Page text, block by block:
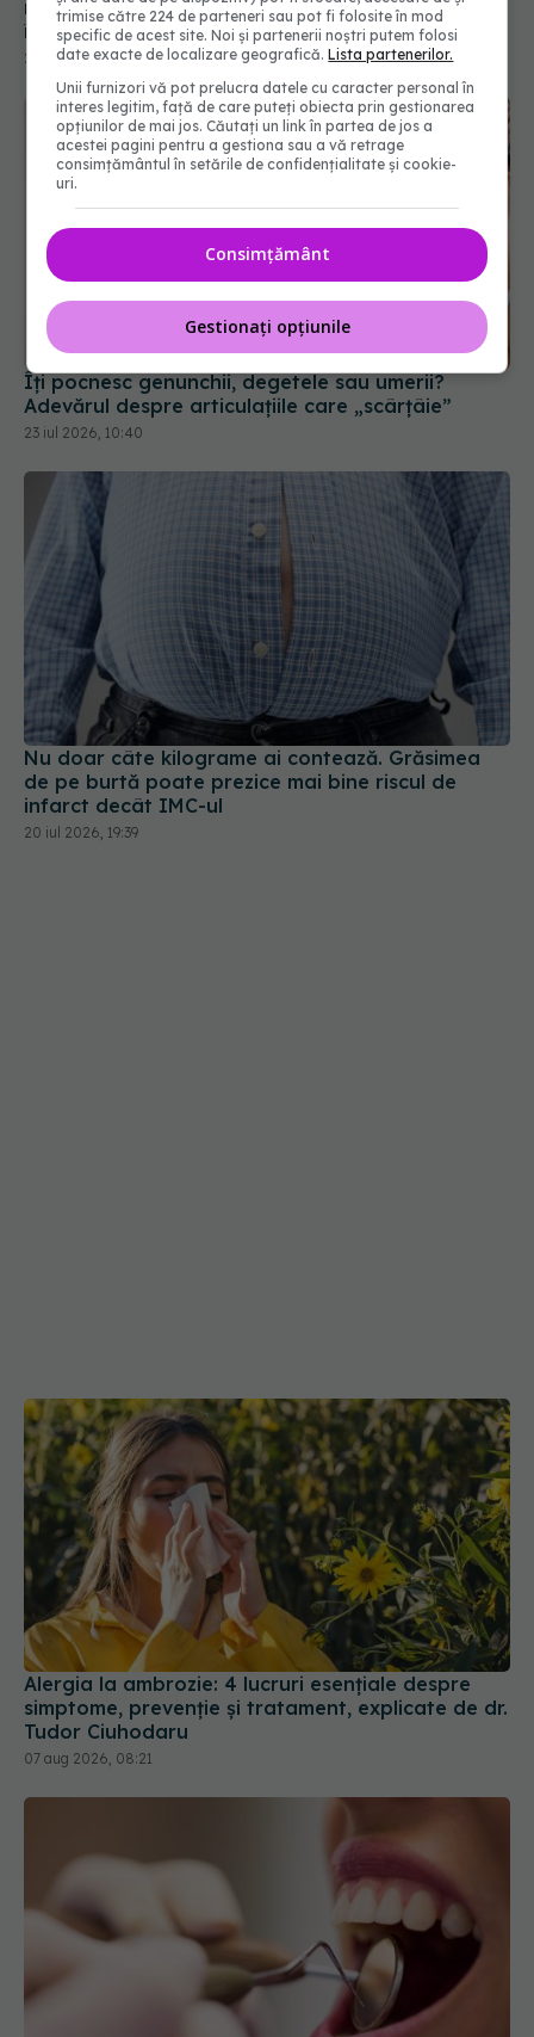
Îți pocnesc genunchii, degetele sau umerii?
Adevărul despre articulațiile care „scârțâie”
23 iul 2026, 10:40
Nu doar câte kilograme ai contează. Grăsimea
de pe burtă poate prezice mai bine riscul de
infarct decât IMC-ul
20 iul 2026, 19:39
Alergia la ambrozie: 4 lucruri esențiale despre
simptome, prevenție și tratament, explicate de dr.
Tudor Ciuhodaru
07 aug 2026, 08:21
Ce se întâmplă când oamenii nu își mai permit să
trimise către 224 de parteneri sau pot fi folosite în mod
specific de acest site. Noi și partenerii noștri putem folosi
date exacte de localizare geografică.Lista partenerilor.
Unii furnizori vă pot prelucra datele cu caracter personal în
interes legitim, față de care puteți obiecta prin gestionarea
opțiunilor de mai jos. Căutați un link în partea de jos a
acestei pagini pentru a gestiona sau a vă retrage
consimțământul în setările de confidențialitate și cookie-
uri.
Consimțământ
Gestionați opțiunile